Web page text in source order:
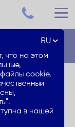
6
RU
что на этом
файлы cookie,
в нашей